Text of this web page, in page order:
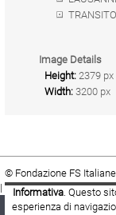
Image Details
Height: 2379 px
Width: 3200 px
© Fondazione FS
|Cookie|Termini e
Informativa. Questo
esperienza di